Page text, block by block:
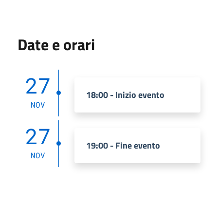
Date e orari
27
NOV
18:00 - Inizio evento
27
NOV
19:00 - Fine evento